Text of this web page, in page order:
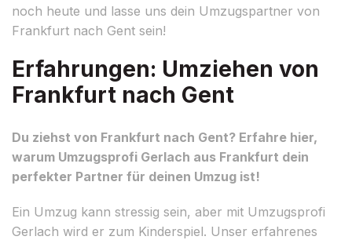
noch heute und lasse uns dein Umzugspartner von
Frankfurt nach Gent sein!
Erfahrungen: Umziehen von
Frankfurt nach Gent
Du ziehst von Frankfurt nach Gent? Erfahre hier,
warum Umzugsprofi Gerlach aus Frankfurt dein
perfekter Partner für deinen Umzug ist!
Ein Umzug kann stressig sein, aber mit Umzugsprofi
Gerlach wird er zum Kinderspiel. Unser erfahrenes